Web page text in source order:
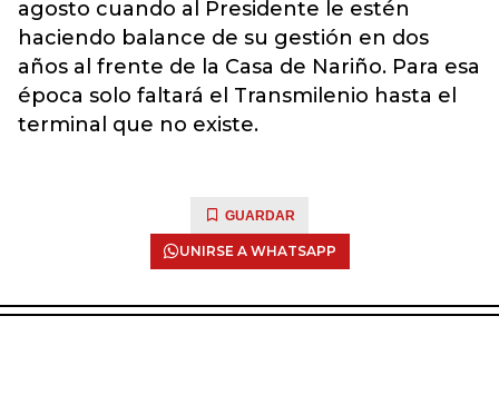
agosto cuando al Presidente le estén
haciendo balance de su gestión en dos
años al frente de la Casa de Nariño. Para esa
época solo faltará el Transmilenio hasta el
terminal que no existe.
GUARDAR
UNIRSE A WHATSAPP